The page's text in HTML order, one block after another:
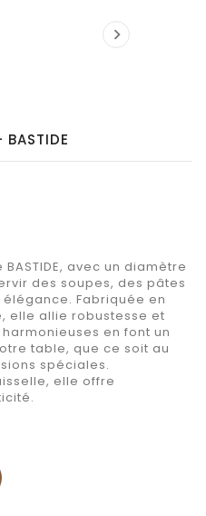

avec un diamètre
des soupes, des pâtes
Fabriquée en
elle allie robustesse et
en font un
table, que ce soit au
spéciales.
elle offre